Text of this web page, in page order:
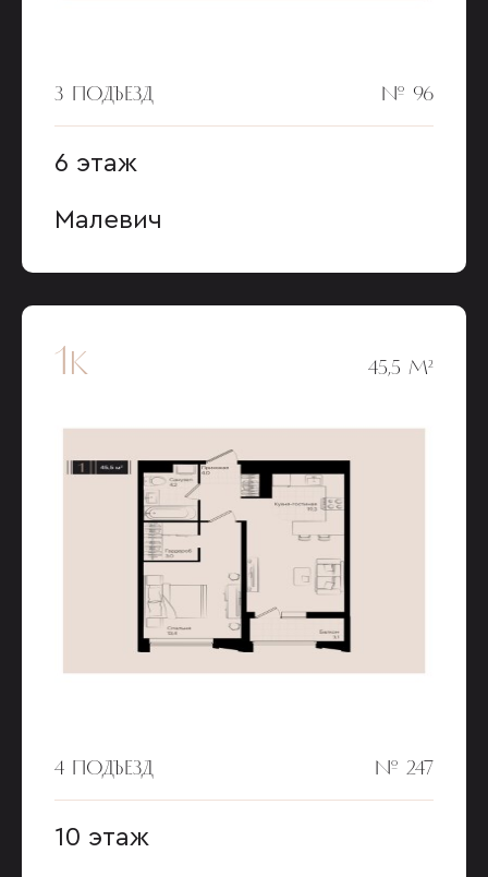
3 ПОДЪЕЗД № 96
6 этаж
Малевич
1к 45,5 М²
4 ПОДЪЕЗД № 247
10 этаж